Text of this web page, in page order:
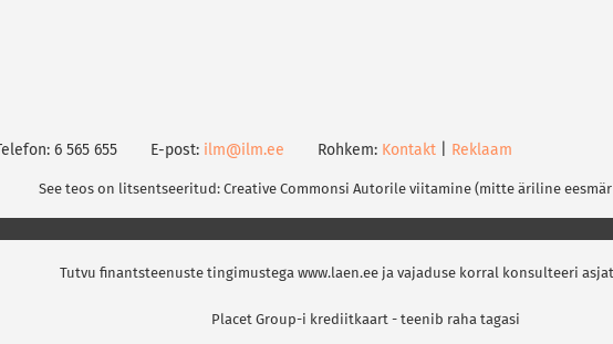
Telefon: 6 565 655 E-post: ilm@ilm.ee Rohkem: Kontakt Reklaam
See teos on litsentseeritud: Creative Commonsi Autorile viitamine (mitte äriline
Tutvu finantsteenuste tingimustega www.laen.ee ja vajaduse korral konsulteeri
Placet Group-i krediitkaart - teenib raha tagasi